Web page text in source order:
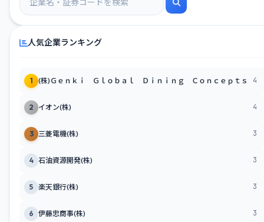
人気企業ランキング
1 (株)Ｇｅｎｋｉ Ｇｌｏｂａｌ Ｄｉｎｉｎｇ Ｃｏｎｃｅｐｔｓ 4
2 イオン(株) 4
3 三菱電機(株) 3
4 石油資源開発(株) 3
5 楽天銀行(株) 3
6 伊藤忠商事(株) 3